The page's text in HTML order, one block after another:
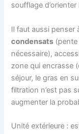
soufflage
Il faut aussi penser
condensats
nécessaire),
zone qui encrasse
séjour, le gras en
filtration n’est pas
augmenter la
Unité extérieure :